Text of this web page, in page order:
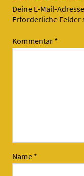
Deine E-Mail-
Erforderliche Felder
Kommentar *
Name *